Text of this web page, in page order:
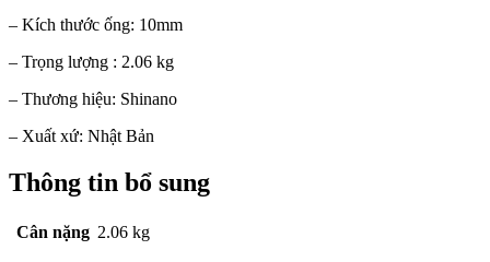
– Kích thước ống: 10mm
– Trọng lượng : 2.06 kg
– Thương hiệu: Shinano
– Xuất xứ: Nhật Bản
Thông tin bổ sung
Cân nặng 2.06 kg